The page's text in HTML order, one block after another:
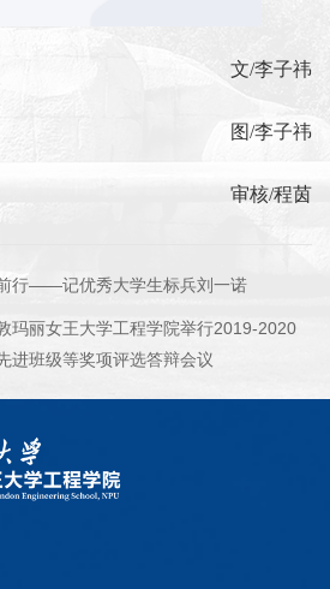
文/李子祎
图/李子祎
审核/程茵
行——记优秀大学生标兵刘一诺
玛丽女王大学工程学院举行2019-2020
进班级等奖项评选答辩会议